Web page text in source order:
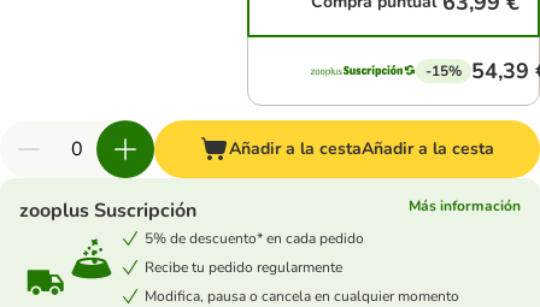
-15% 54,39
Añadir a la cestaAñadir a la cesta
zooplus Suscripción
Más información
5% de descuento* en cada pedido
Recibe tu pedido regularmente
Modifica, pausa o cancela en cualquier momento